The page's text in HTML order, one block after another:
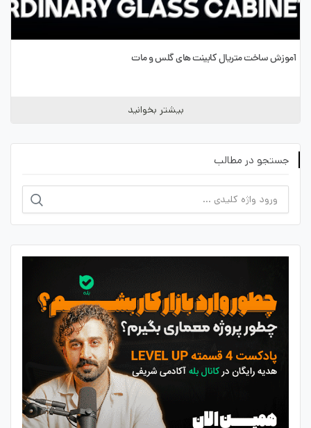
آموزش ساخت متریال کابینت های گلس و مات
بیشتر بخوانید
جستجو در مطالب